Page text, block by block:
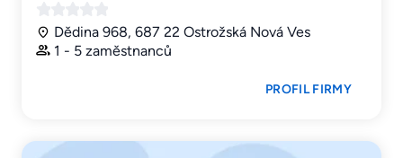
Dědina 968, 687 22 Ostrožská Nová Ves
1 - 5 zaměstnanců
PROFIL FIRMY